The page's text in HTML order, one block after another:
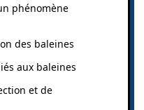
phénomène
des baleines
aux baleines
et de